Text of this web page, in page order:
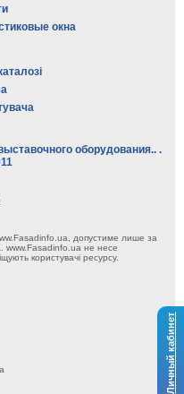
Личный кабинет
окна
оборудования.. .
допустиме лише за
www.Fasadinfo.ua не несе
користувачі ресурсу.